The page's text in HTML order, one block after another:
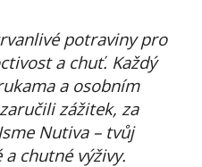
potraviny pro
a chuť. Každý
a osobním
zážitek, za
Nutiva – tvůj
chutné výživy.